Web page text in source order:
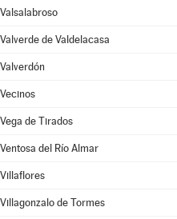
Valsalabroso
Valverde de Valdelacasa
Valverdón
Vecinos
Vega de Tirados
Ventosa del Río Almar
Villaflores
Villagonzalo de Tormes